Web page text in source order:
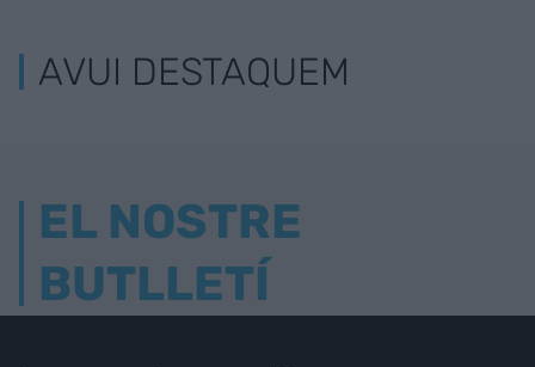
AVUI DESTAQUEM
EL NOSTRE
BUTLLETÍ